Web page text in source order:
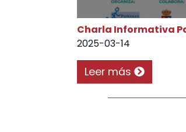
Charla Informativa
2025-03-14
Leer más